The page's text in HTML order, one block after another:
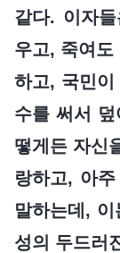
같다. 이자
우고, 죽여도
하고, 국민
수를 써서
떻게든 자신
랑하고, 아
말하는데,
성의 두드러